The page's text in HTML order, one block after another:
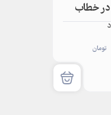
در خطاب
تومان